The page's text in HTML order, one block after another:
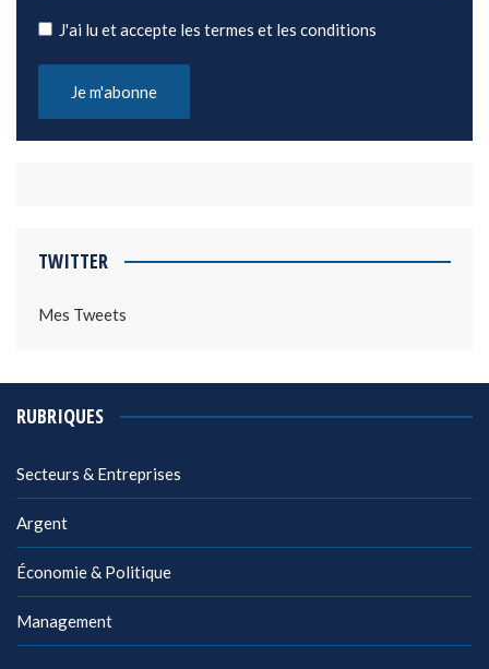
J'ai lu et accepte les termes et les conditions
TWITTER
Mes Tweets
RUBRIQUES
Secteurs & Entreprises
Argent
Économie & Politique
Management